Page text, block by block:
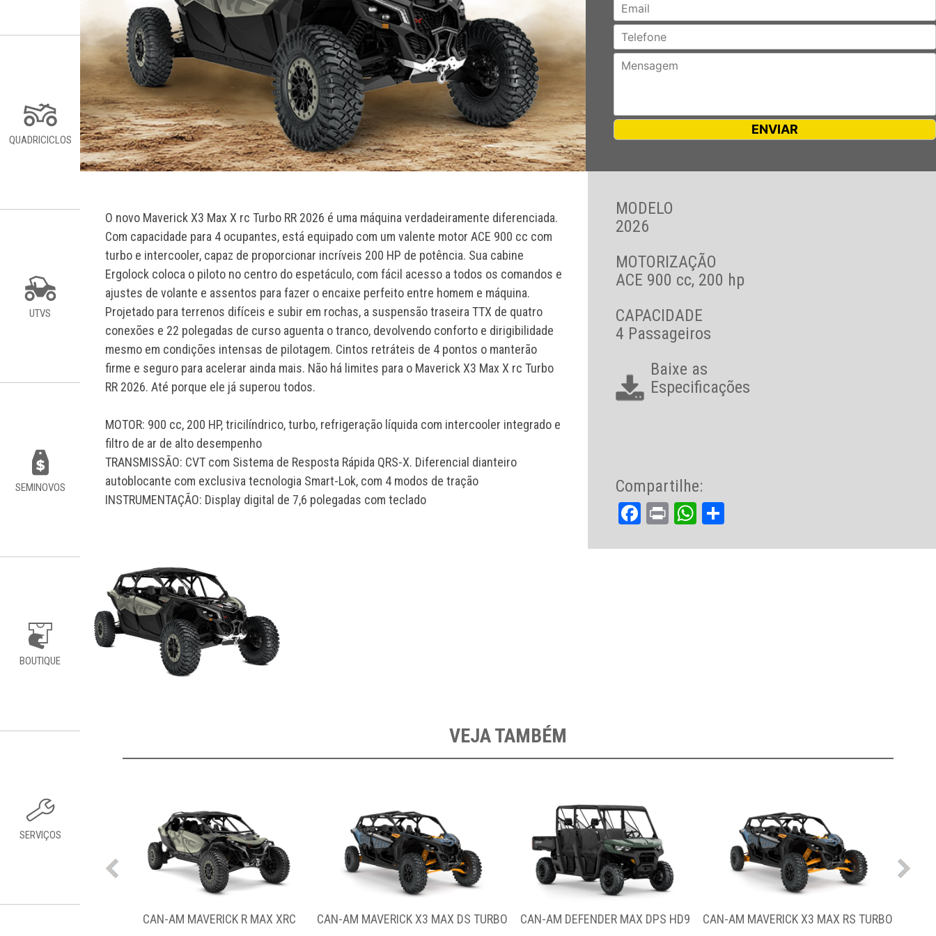
QUADRICICLOS
UTVS
SEMINOVOS
BOUTIQUE
SERVIÇOS
O novo Maverick X3 Max X rc Turbo RR 2026 é uma máquina verdadeiramente diferenciada.
Com capacidade para 4 ocupantes, está equipado com um valente motor ACE 900 cc com
turbo e intercooler, capaz de proporcionar incríveis 200 HP de potência. Sua cabine
Ergolock coloca o piloto no centro do espetáculo, com fácil acesso a todos os comandos e
ajustes de volante e assentos para fazer o encaixe perfeito entre homem e máquina.
Projetado para terrenos difíceis e subir em rochas, a suspensão traseira TTX de quatro
conexões e 22 polegadas de curso aguenta o tranco, devolvendo conforto e dirigibilidade
mesmo em condições intensas de pilotagem. Cintos retráteis de 4 pontos o manterão
firme e seguro para acelerar ainda mais. Não há limites para o Maverick X3 Max X rc Turbo
RR 2026. Até porque ele já superou todos.
MOTOR: 900 cc, 200 HP, tricilíndrico, turbo, refrigeração líquida com intercooler integrado e
filtro de ar de alto desempenho
TRANSMISSÃO: CVT com Sistema de Resposta Rápida QRS-X. Diferencial dianteiro
autoblocante com exclusiva tecnologia Smart-Lok, com 4 modos de tração
INSTRUMENTAÇÃO: Display digital de 7,6 polegadas com teclado
MODELO
2026
MOTORIZAÇÃO
ACE 900 cc, 200 hp
CAPACIDADE
4 Passageiros
Baixe as
Especificações
Compartilhe:
Facebook
PrintWhatsApp
VEJA TAMBÉM
CAN-AM MAVERICK R MAX XRC CAN-AM MAVERICK X3 MAX DS TURBO CAN-AM DEFENDER MAX DPS HD9 CAN-AM MAVERICK X3 MAX RS TURBO